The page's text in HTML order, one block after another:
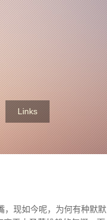
Links
，现如今呢，为何有种默默